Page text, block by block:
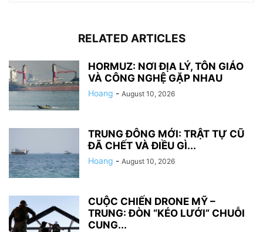
RELATED ARTICLES
HORMUZ: NƠI ĐỊA LÝ, TÔN GIÁO
VÀ CÔNG NGHỆ GẶP NHAU
Hoang - August 10, 2026
TRUNG ĐÔNG MỚI: TRẬT TỰ CŨ
ĐÃ CHẾT VÀ ĐIỀU GÌ...
Hoang - August 10, 2026
CUỘC CHIẾN DRONE MỸ –
TRUNG: ĐÒN “KÉO LƯỚI” CHUỖI
CUNG...